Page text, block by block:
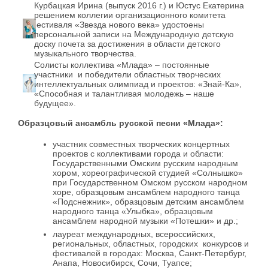
Курбацкая Ирина (выпуск 2016 г.) и Юстус Екатерина
решением коллегии организационного комитета
естиваля «Звезда нового века» удостоены
персональной записи на Международную детскую
доску почета за достижения в области детского
музыкального творчества.
Солисты коллектива «Млада» – постоянные
участники и победители областных творческих
интеллектуальных олимпиад и проектов: «Знай-Ка»,
«Способная и талантливая молодежь – наше
будущее».
Образцовый ансамбль русской песни «Млада»:
участник совместных творческих концертных
проектов с коллективами города и области:
Государственными Омским русским народным
хором, хореографической студией «Солнышко»
при Государственном Омском русском народном
хоре, образцовым ансамблем народного танца
«Подснежник», образцовым детским ансамблем
народного танца «Улыбка», образцовым
ансамблем народной музыки «Потешки» и др.;
лауреат международных, всероссийских,
региональных, областных, городских конкурсов и
фестивалей в городах: Москва, Санкт-Петербург,
Анапа, Новосибирск, Сочи, Туапсе;